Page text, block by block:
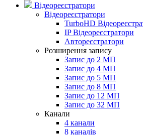
Відеореєстратори
Відеореєстратори
TurboHD
IP Відеореєстратори
Автореєстратори
Розширення запису
Запис до 2 МП
Запис до 4 МП
Запис до 5 МП
Запис до 8 МП
Запис до 12 МП
Запис до 32 МП
Канали
4 канали
8 каналів